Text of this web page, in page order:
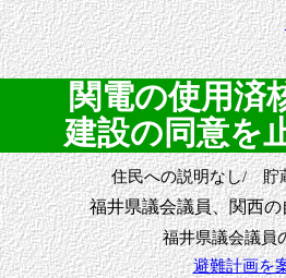
関電の使用済
建設の同意を
住民への説明なし/ 貯
福井県議会議員、関西
福井県議会議員
避難計画を